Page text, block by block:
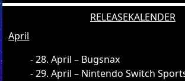
RELEASEKALENDER
April
28. April – Bugsnax
29. April – Nintendo Switch